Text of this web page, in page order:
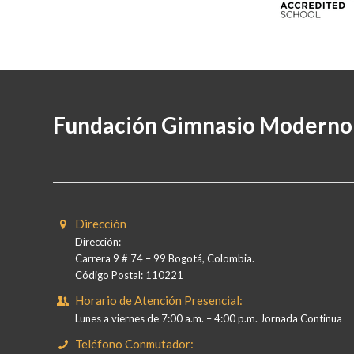
Fundación Gimnasio Moderno
Dirección
Dirección:
Carrera 9 # 74 – 99 Bogotá, Colombia.
Código Postal: 110221
Horario de Atención Presencial:
Lunes a viernes de 7:00 a.m. – 4:00 p.m. Jornada Continua
Teléfono Conmutador: